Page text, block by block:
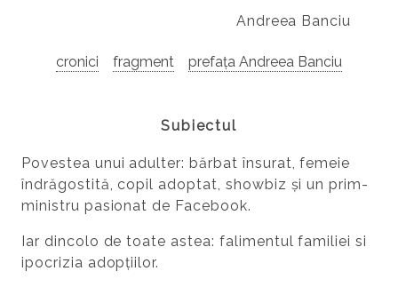
Andreea Banciu
cronici fragment prefața Andreea Banciu
Subiectul
Povestea unui adulter: bărbat însurat, femeie
îndrăgostită, copil adoptat, showbiz și un prim-
ministru pasionat de Facebook.
Iar dincolo de toate astea: falimentul familiei si
ipocrizia adopțiilor.